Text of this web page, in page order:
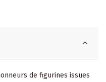
de figurines issues